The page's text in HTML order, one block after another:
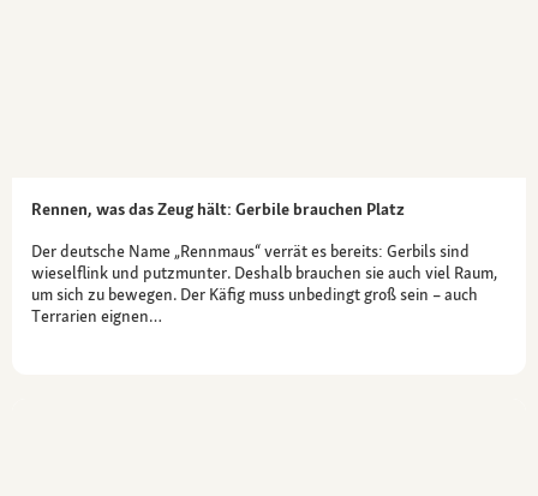
Rennen, was das Zeug hält: Gerbile brauchen Platz
Der deutsche Name „Rennmaus“ verrät es bereits: Gerbils sind
wieselflink und putzmunter. Deshalb brauchen sie auch viel Raum,
um sich zu bewegen. Der Käfig muss unbedingt groß sein – auch
Terrarien eignen…